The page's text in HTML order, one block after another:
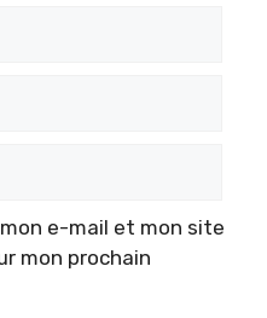
e-mail et mon site
mon prochain